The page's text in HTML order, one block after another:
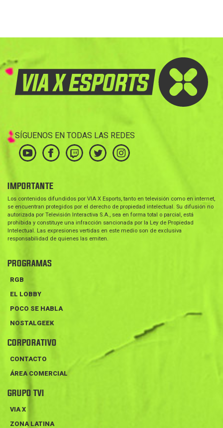
SÍGUENOS EN TODAS LAS REDES
IMPORTANTE
Los contenidos difundidos por VIA X Esports, tanto en televisión como en internet,
se encuentran protegidos por el derecho de propiedad intelectual. Su difusión no
autorizada por Televisión Interactiva S.A., sea en forma total o parcial, está
prohibida y constituye una infracción sancionada por la Ley de Propiedad
Intelectual. Las expresiones vertidas en este medio son de exclusiva
responsabilidad de quienes las emiten.
PROGRAMAS
RGB
EL LOBBY
POCO SE HABLA
NOSTALGEEK
CORPORATIVO
CONTACTO
ÁREA COMERCIAL
GRUPO TVI
VIA X
ZONA LATINA